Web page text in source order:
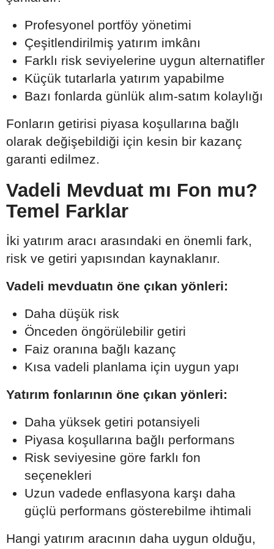
Profesyonel portföy yönetimi
Çeşitlendirilmiş yatırım imkânı
Farklı risk seviyelerine uygun alternatifler
Küçük tutarlarla yatırım yapabilme
Bazı fonlarda günlük alım-satım kolaylığı
Fonların getirisi piyasa koşullarına bağlı
olarak değişebildiği için kesin bir kazanç
garanti edilmez.
Vadeli Mevduat mı Fon mu?
Temel Farklar
İki yatırım aracı arasındaki en önemli fark,
risk ve getiri yapısından kaynaklanır.
Vadeli mevduatın öne çıkan yönleri:
Daha düşük risk
Önceden öngörülebilir getiri
Faiz oranına bağlı kazanç
Kısa vadeli planlama için uygun yapı
Yatırım fonlarının öne çıkan yönleri:
Daha yüksek getiri potansiyeli
Piyasa koşullarına bağlı performans
Risk seviyesine göre farklı fon
seçenekleri
Uzun vadede enflasyona karşı daha
güçlü performans gösterebilme ihtimali
Hangi yatırım aracının daha uygun olduğu,